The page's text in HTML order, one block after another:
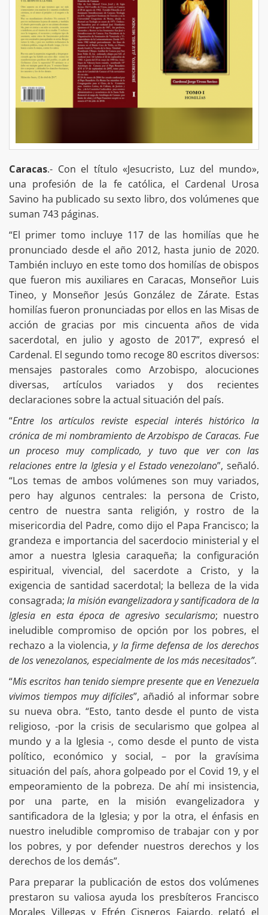
Caracas.- Con el título «Jesucristo, Luz del mundo»,
una profesión de la fe católica, el Cardenal Urosa
Savino ha publicado su sexto libro, dos volúmenes que
suman 743 páginas.
“El primer tomo incluye 117 de las homilías que he
pronunciado desde el año 2012, hasta junio de 2020.
También incluyo en este tomo dos homilías de obispos
que fueron mis auxiliares en Caracas, Monseñor Luis
Tineo, y Monseñor Jesús González de Zárate. Estas
homilías fueron pronunciadas por ellos en las Misas de
acción de gracias por mis cincuenta años de vida
sacerdotal, en julio y agosto de 2017”, expresó el
Cardenal. El segundo tomo recoge 80 escritos diversos:
mensajes pastorales como Arzobispo, alocuciones
diversas, artículos variados y dos recientes
declaraciones sobre la actual situación del país.
“Entre los artículos reviste especial interés histórico la
crónica de mi nombramiento de Arzobispo de Caracas. Fue
un proceso muy complicado, y tuvo que ver con las
relaciones entre la Iglesia y el Estado venezolano”, señaló.
“Los temas de ambos volúmenes son muy variados,
pero hay algunos centrales: la persona de Cristo,
centro de nuestra santa religión, y rostro de la
misericordia del Padre, como dijo el Papa Francisco; la
grandeza e importancia del sacerdocio ministerial y el
amor a nuestra Iglesia caraqueña; la configuración
espiritual, vivencial, del sacerdote a Cristo, y la
exigencia de santidad sacerdotal; la belleza de la vida
consagrada;la misión evangelizadora y santificadora de la
Iglesia en esta época de agresivo secularismo; nuestro
ineludible compromiso de opción por los pobres, el
rechazo a la violencia,y la firme defensa de los derechos
de los venezolanos, especialmente de los más necesitados”.
“Mis escritos han tenido siempre presente que en Venezuela
vivimos tiempos muy difíciles”, añadió al informar sobre
su nueva obra. “Esto, tanto desde el punto de vista
religioso, -por la crisis de secularismo que golpea al
mundo y a la Iglesia -, como desde el punto de vista
político, económico y social, – por la gravísima
situación del país, ahora golpeado por el Covid 19, y el
empeoramiento de la pobreza. De ahí mi insistencia,
por una parte, en la misión evangelizadora y
santificadora de la Iglesia; y por la otra, el énfasis en
nuestro ineludible compromiso de trabajar con y por
los pobres, y por defender nuestros derechos y los
derechos de los demás”.
Para preparar la publicación de estos dos volúmenes
prestaron su valiosa ayuda los presbíteros Francisco
Morales Villegas y Efrén Cisneros Fajardo, relató el